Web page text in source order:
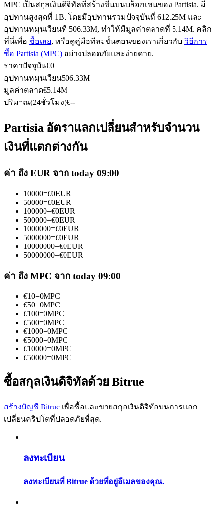
คัดลอกการซื้อขาย
เข้าร่วมกับเทรดเดอร์ชั้นนำ
เป็นเทรดเดอร์คัดลอก
เพลิดเพลินกับการแบ่งปันผลกำไรและค่าคอมมิชชั่นการคัด
ลอกการซื้อขาย
ข้อมูล
การวิเคราะห์ข้อมูลขนาดใหญ่ รวมถึงข้อมูลการค้า ฯลฯ
แนะนำ
คู่มือเริ่มต้นฟิวเจอร์ส
MPC เป็นสกุลเงินดิจิทัลที่สร้างขึ้นบนบล็อกเชนของ Partisia. มี
อุปทานสูงสุดที่ 1B, โดยมีอุปทานรวมปัจจุบันที่ 612.25M และ
อุปทานหมุนเวียนที่ 506.33M, ทำให้มีมูลค่าตลาดที่ 5.14M. คลิก
ที่นี่เพื่อ ซื้อเลย, หรือดูคู่มือทีละขั้นตอนของเราเกี่ยวกับ วิธีการ
ซื้อ Partisia (MPC) อย่างปลอดภัยและง่ายดาย.
ราคาปัจจุบัน€0
อุปทานหมุนเวียน506.33M
มูลค่าตลาด€5.14M
ปริมาณ(24ชั่วโมง)€--
Partisia อัตราแลกเปลี่ยนสำหรับจำนวน
เงินที่แตกต่างกัน
ค่า ถึง EUR จาก today 09:00
10000=€0EUR
50000=€0EUR
100000=€0EUR
500000=€0EUR
1000000=€0EUR
5000000=€0EUR
10000000=€0EUR
50000000=€0EUR
ค่า ถึง MPC จาก today 09:00
€10=0MPC
€50=0MPC
€100=0MPC
€500=0MPC
€1000=0MPC
€5000=0MPC
€10000=0MPC
€50000=0MPC
ซื้อสกุลเงินดิจิทัลด้วย Bitrue
สร้างบัญชี Bitrue เพื่อซื้อและขายสกุลเงินดิจิทัลบนการแลก
เปลี่ยนคริปโตที่ปลอดภัยที่สุด.
ลงทะเบียน
ลงทะเบียนที่ Bitrue ด้วยที่อยู่อีเมลของคุณ.